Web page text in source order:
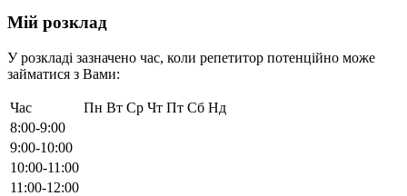
Мій розклад
У розкладі зазначено час, коли репетитор потенційно може
займатися з Вами:
Час Пн Вт Ср Чт Пт Сб Нд
8:00-9:00
9:00-10:00
10:00-11:00
11:00-12:00